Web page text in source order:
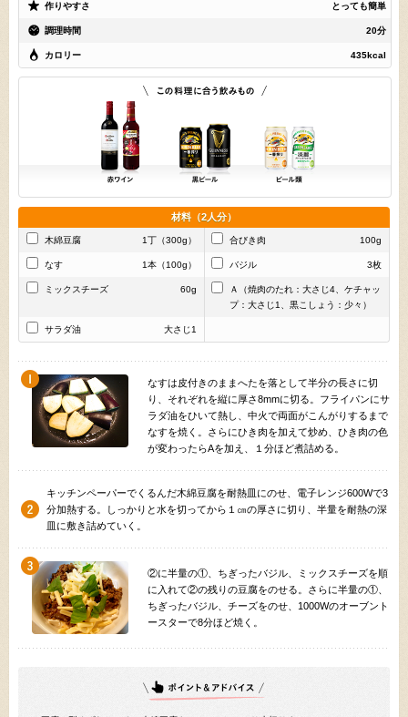
作りやすさ とっても簡単
調理時間 20分
カロリー 435kcal
材料（2人分）
木綿豆腐 1丁（300g） 合びき肉 100g
なす 1本（100g） バジル 3枚
ミックスチーズ 60g
Ａ（焼肉のたれ：大さじ4、ケチャッ
プ：大さじ1、黒こしょう：少々）
サラダ油 大さじ1
なすは皮付きのままへたを落として半分の長さに切
り、それぞれを縦に厚さ8mmに切る。フライパンにサ
ラダ油をひいて熱し、中火で両面がこんがりするまで
なすを焼く。さらにひき肉を加えて炒め、ひき肉の色
が変わったらAを加え、１分ほど煮詰める。
キッチンペーパーでくるんだ木綿豆腐を耐熱皿にのせ、電子レンジ600Wで3
分加熱する。しっかりと水を切ってから１㎝の厚さに切り、半量を耐熱の深
皿に敷き詰めていく。
②に半量の①、ちぎったバジル、ミックスチーズを順
に入れて②の残りの豆腐をのせる。さらに半量の①、
ちぎったバジル、チーズをのせ、1000Wのオーブント
ースターで8分ほど焼く。